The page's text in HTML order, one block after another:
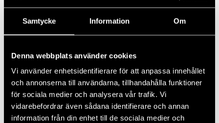
Samtycke Information Om
Denna webbplats använder cookies
Vi använder enhetsidentifierare för att anpassa innehållet
och annonserna till användarna, tillhandahålla funktioner
för sociala medier och analysera vår trafik. Vi
vidarebefordrar även sådana identifierare och annan
information från din enhet till de sociala medier och
Lägg till i kalender
DETALJER
27 juli, 2024
Tid:
15:00 - 19:00
Kostnad:
ARRANGÖR